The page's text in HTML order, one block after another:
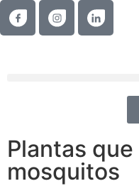
Plantas
mosquitos